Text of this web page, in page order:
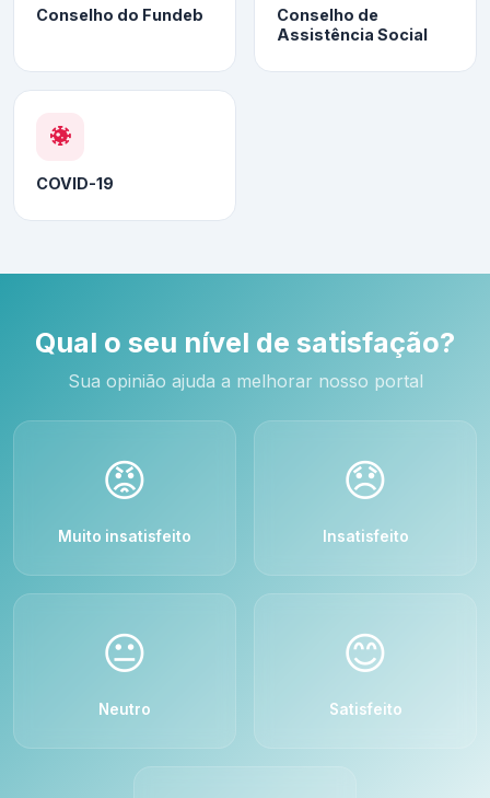
Conselho do Fundeb
Conselho de
Assistência Social
COVID-19
Qual o seu nível de satisfação?
Sua opinião ajuda a melhorar nosso portal
😡
Muito insatisfeito
😞
Insatisfeito
😐
Neutro
😊
Satisfeito